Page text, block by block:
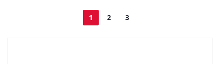
1 2 3